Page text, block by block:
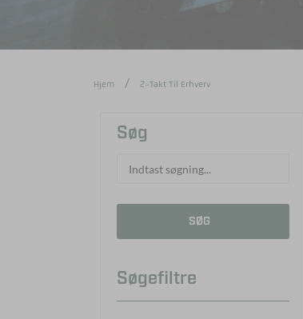
Hjem 2-Takt Til Erhverv
Søg
SØG
Søgefiltre